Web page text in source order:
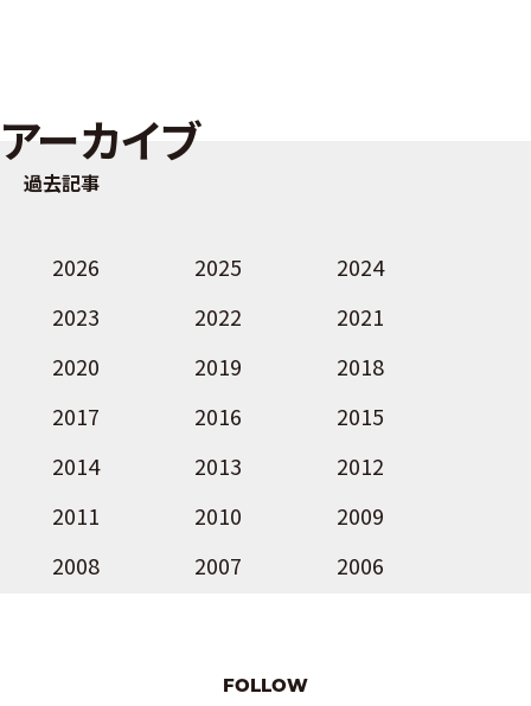
アーカイブ
過去記事
2026 2025
2024
2023
2022
2021
2020
2019
2018
2017
2016
2015
2014
2013
2012
2011
2010
2009
2008
2007 2006
FOLLOW